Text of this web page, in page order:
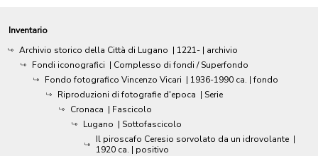
Inventario
Archivio storico della Città di Lugano | 1221- | archivio
Fondi iconografici | Complesso di fondi / Superfondo
Fondo fotografico Vincenzo Vicari | 1936-1990 ca. | fondo
Riproduzioni di fotografie d'epoca | Serie
Cronaca | Fascicolo
Lugano | Sottofascicolo
Il piroscafo Ceresio sorvolato da un idrovolante |
1920 ca. | positivo